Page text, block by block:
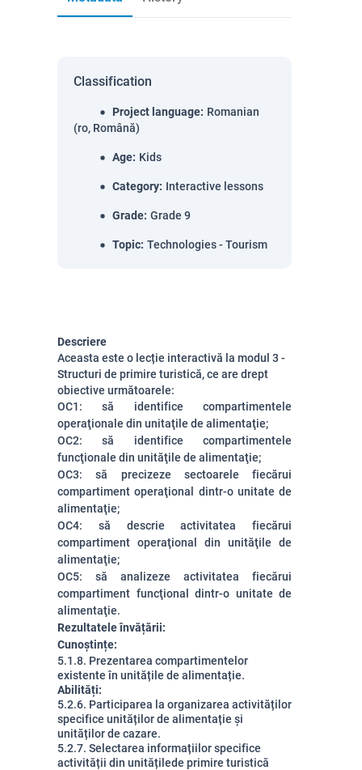
Classification
Project language: Romanian
(ro, Română)
Age: Kids
Category: Interactive lessons
Grade: Grade 9
Topic: Technologies - Tourism
Descriere
Aceasta este o lecție interactivă la modul 3 -
Structuri de primire turistică, ce are drept
obiective următoarele:
OC1: să identifice compartimentele
operaţionale din unitaţile de alimentaţie;
OC2: să identifice compartimentele
funcţionale din unităţile de alimentaţie;
OC3: să precizeze sectoarele fiecărui
compartiment operaţional dintr-o unitate de
alimentaţie;
OC4: să descrie activitatea fiecărui
compartiment operaţional din unităţile de
alimentaţie;
OC5: să analizeze activitatea fiecărui
compartiment funcţional dintr-o unitate de
alimentaţie.
Rezultatele învățării:
Cunoștințe:
5.1.8. Prezentarea compartimentelor
existente în unitățile de alimentație.
Abilități:
5.2.6. Participarea la organizarea activităților
specifice unităților de alimentație și
unităților de cazare.
5.2.7. Selectarea informațiilor specifice
activității din unitățilede primire turistică